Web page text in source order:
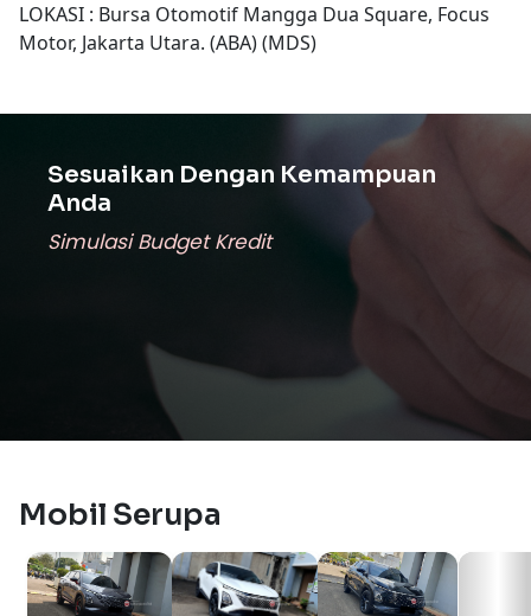
LOKASI : Bursa Otomotif Mangga Dua Square, Focus
Motor, Jakarta Utara. (ABA) (MDS)
Sesuaikan Dengan Kemampuan
Anda
Simulasi Budget Kredit
Mobil Serupa